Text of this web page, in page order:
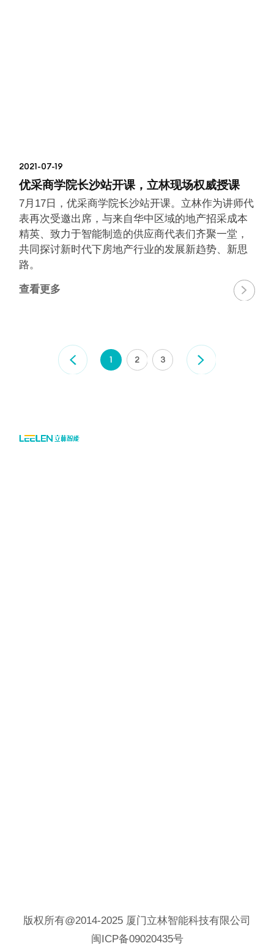
2021-07-19
优采商学院长沙站开课，立林现场权威授课
7月17日，优采商学院长沙站开课。立林作为讲师代
表再次受邀出席，与来自华中区域的地产招采成本
精英、致力于智能制造的供应商代表们齐聚一堂，
共同探讨新时代下房地产行业的发展新趋势、新思
路。
查看更多 
 1 2 3 
版权所有@2014-2025 厦门立林智能科技有限公司
闽ICP备09020435号